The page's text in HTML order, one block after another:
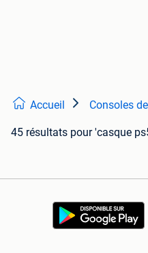
Accueil Consoles
45 résultats pour 'casque